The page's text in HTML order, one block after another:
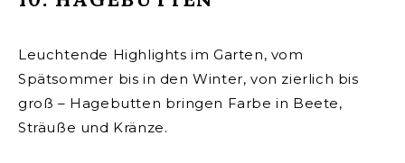
Leuchtende Highlights im Garten, vom
Spätsommer bis in den Winter, von zierlich bis
groß – Hagebutten bringen Farbe in Beete,
Sträuße und Kränze.